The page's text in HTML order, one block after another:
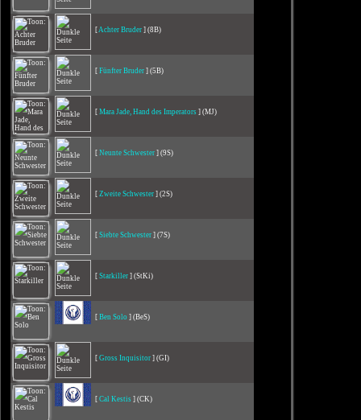
[Achter Bruder ] (8B)
[ Fünfter Bruder ] (5B)
[ Mara Jade, Hand des Imperators ] (MJ)
[ Neunte Schwester ] (9S)
[ Zweite Schwester ] (2S)
[ Siebte Schwester ] (7S)
[ Starkiller ] (StKi)
[ Ben Solo ] (BeS)
[ Gross Inquisitor ] (GI)
[ Cal Kestis ] (CK)